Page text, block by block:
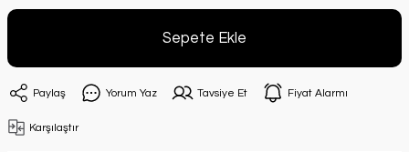
Sepete Ekle
Paylaş Yorum Yaz Tavsiye Et Fiyat Alarmı
Karşılaştır